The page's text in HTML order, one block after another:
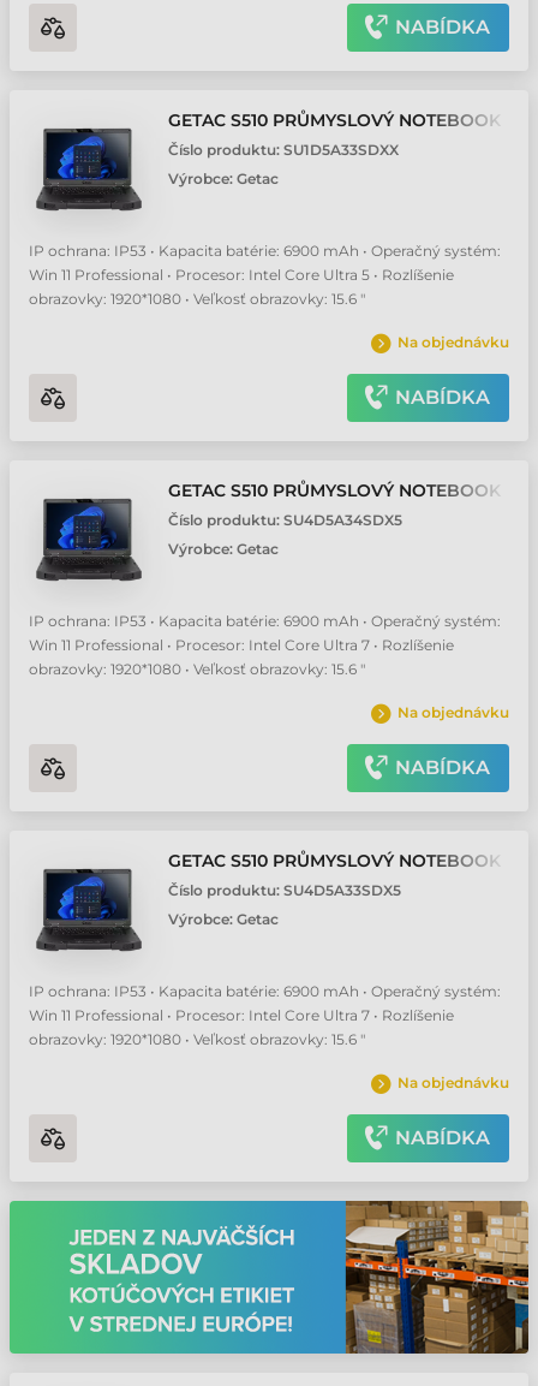
NABÍDKA
GETAC S510 PRŮMYSLOVÝ NOTEBOOK
Číslo produktu: SU1D5A33SDXX
Výrobce: Getac
IP ochrana: IP53 • Kapacita batérie: 6900 mAh • Operačný systém:
Win 11 Professional • Procesor: Intel Core Ultra 5 • Rozlíšenie
obrazovky: 1920*1080 • Veľkosť obrazovky: 15.6 "
Na objednávku
NABÍDKA
GETAC S510 PRŮMYSLOVÝ NOTEBOOK
Číslo produktu: SU4D5A34SDX5
Výrobce: Getac
IP ochrana: IP53 • Kapacita batérie: 6900 mAh • Operačný systém:
Win 11 Professional • Procesor: Intel Core Ultra 7 • Rozlíšenie
obrazovky: 1920*1080 • Veľkosť obrazovky: 15.6 "
Na objednávku
NABÍDKA
GETAC S510 PRŮMYSLOVÝ NOTEBOOK
Číslo produktu: SU4D5A33SDX5
Výrobce: Getac
IP ochrana: IP53 • Kapacita batérie: 6900 mAh • Operačný systém:
Win 11 Professional • Procesor: Intel Core Ultra 7 • Rozlíšenie
obrazovky: 1920*1080 • Veľkosť obrazovky: 15.6 "
Na objednávku
NABÍDKA